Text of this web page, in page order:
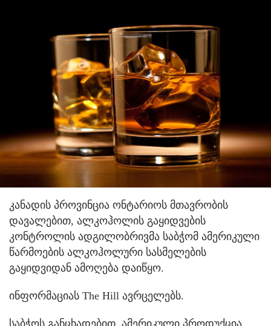
კანადის პროვინცია ონტარიოს მთავრობის
დავალებით, ალკოჰოლის გაყიდვების
კონტროლის ადგილობრივმა საბჭომ ამერიკული
წარმოების ალკოჰოლური სასმელების
გაყიდვიდან ამოღება დაიწყო.
ინფორმაციას The Hill ავრცელებს.
საბჭოს განცხადებით, ამერიკული პროდუქცია